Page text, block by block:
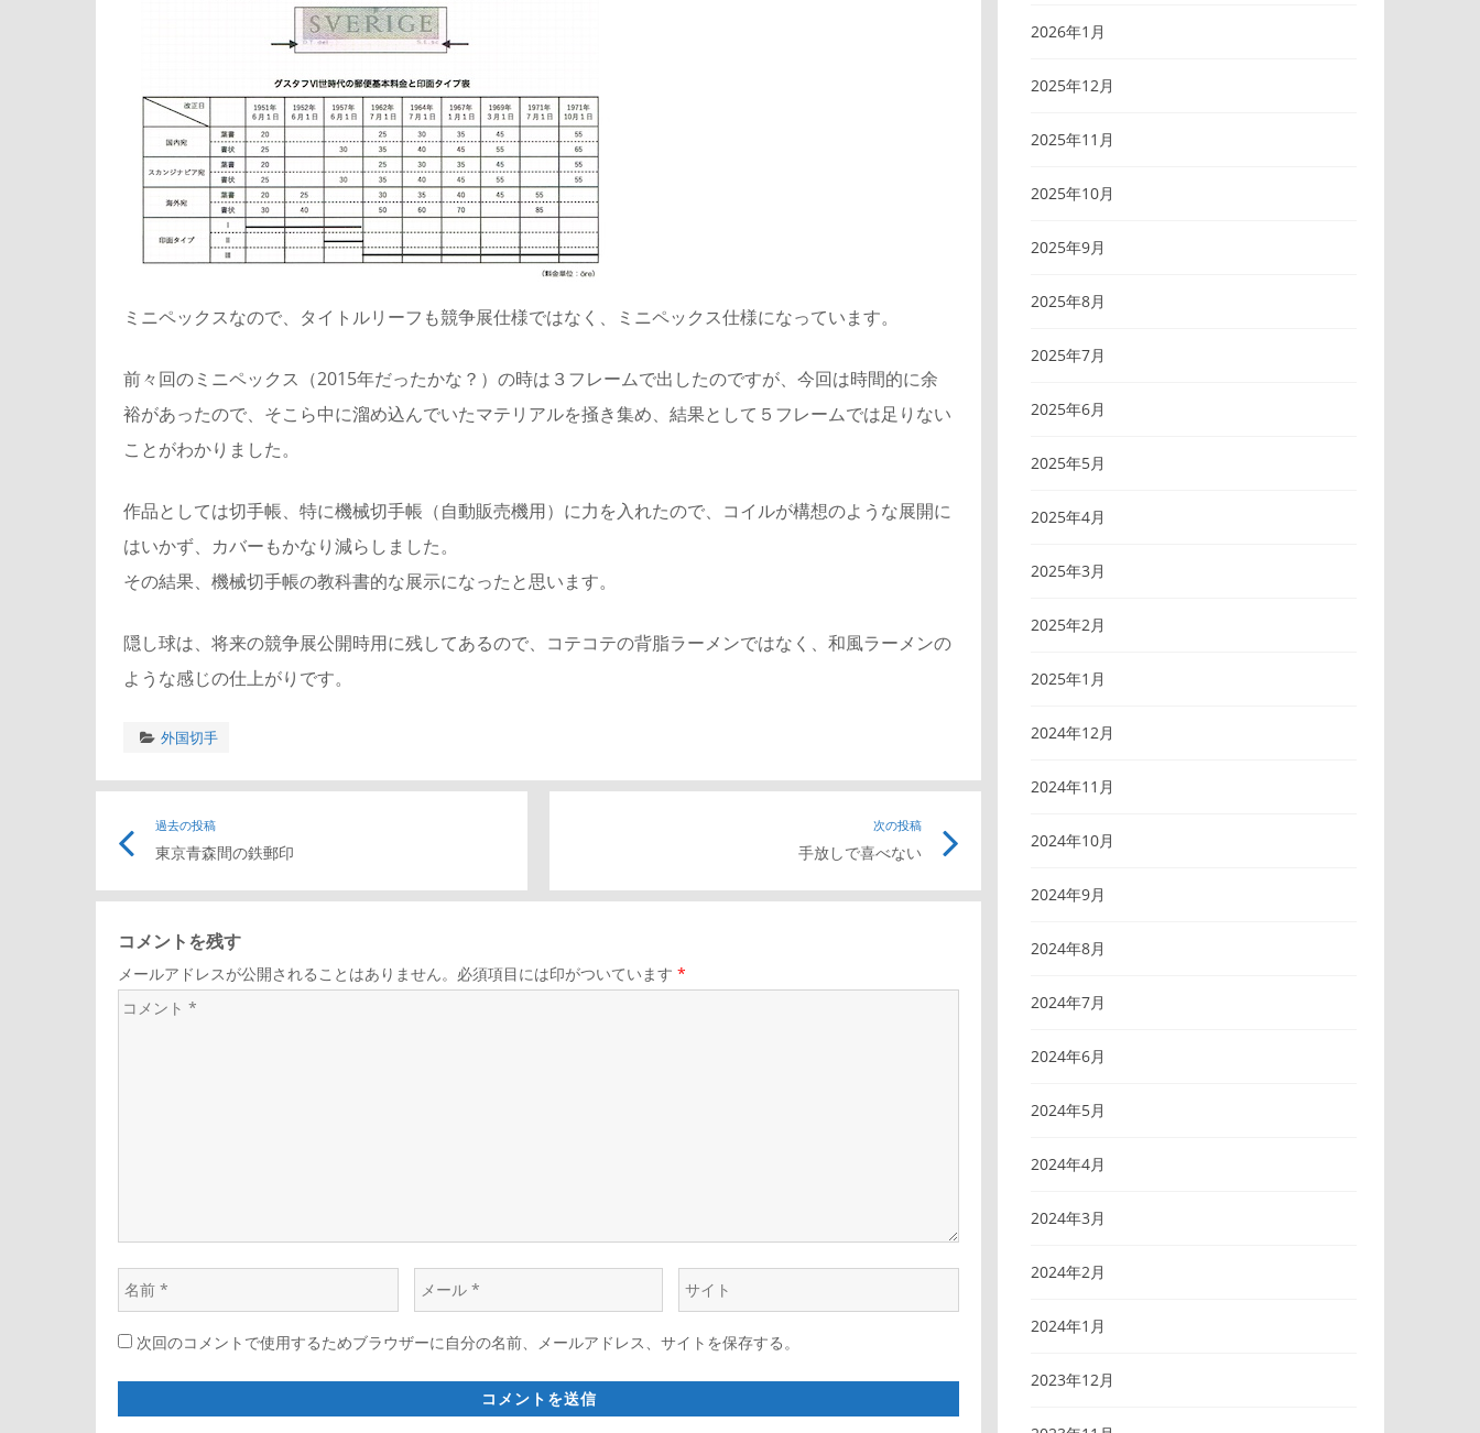
ミニペックスなので、タイトルリーフも競争展仕様ではなく、ミニペックス仕様になっています。
前々回のミニペックス（2015年だったかな？）の時は３フレームで出したのですが、今回は時間的に余
裕があったので、そこら中に溜め込んでいたマテリアルを掻き集め、結果として５フレームでは足りない
ことがわかりました。
作品としては切手帳、特に機械切手帳（自動販売機用）に力を入れたので、コイルが構想のような展開に
はいかず、カバーもかなり減らしました。
その結果、機械切手帳の教科書的な展示になったと思います。
隠し球は、将来の競争展公開時用に残してあるので、コテコテの背脂ラーメンではなく、和風ラーメンの
ような感じの仕上がりです。
外国切手
稿
ナ
ビ
ョ
ン
過去の投稿
東京青森間の鉄郵印
記
ン
次の投稿
手放しで喜べない
記
コメントを残す
メールアドレスが公開されることはありません。必須項目には印がついています *
コ
名
前
*
ー
ル
ウ
ェ
ブ
次回のコメントで使用するためブラウザーに自分の名前、メールアドレス、サイトを保存する。
2026年1月
2025年12月
2025年11月
2025年10月
2025年9月
2025年8月
2025年7月
2025年6月
2025年5月
2025年4月
2025年3月
2025年2月
2025年1月
2024年12月
2024年11月
2024年10月
2024年9月
2024年8月
2024年7月
2024年6月
2024年5月
2024年4月
2024年3月
2024年2月
2024年1月
2023年12月